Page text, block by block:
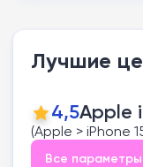
Лучшие
4,5Apple
(Apple > iPhone
Все параметры